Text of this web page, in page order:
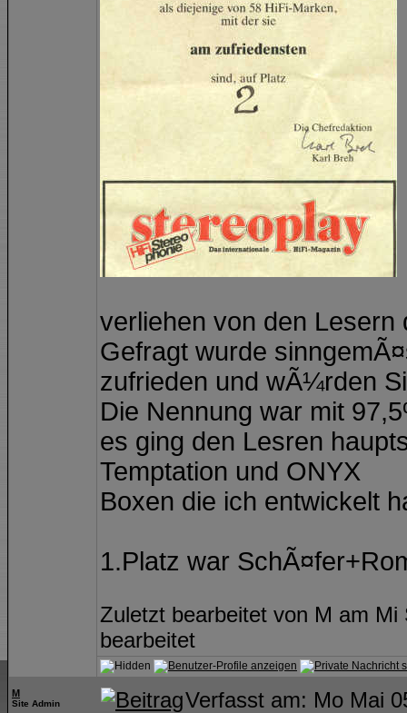
verliehen von den Lesern
Gefragt wurde
zufrieden und wÃ¼rden
Die Nennung war mit
es ging den Lesren
Temptation und ONYX
Boxen die ich entwickelt
1.Platz war
Zuletzt bearbeitet von M am
bearbeitet
M
Site Admin Verfasst am: Mo Mai